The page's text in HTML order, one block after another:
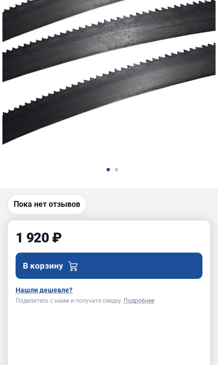
Пока нет отзывов
1 920 ₽
В корзину
Нашли дешевле?
Поделитесь с нами и получите скидку. Подробнее